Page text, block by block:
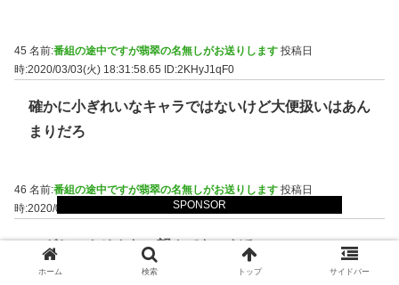
SPONSOR
45 名前:番組の途中ですが翡翠の名無しがお送りします 投稿日
時:2020/03/03(火) 18:31:58.65 ID:2KHyJ1qF0
確かに小ぎれいなキャラではないけど大便扱いはあん
まりだろ
46 名前:番組の途中ですが翡翠の名無しがお送りします 投稿日
時:2020/03/03(火) 18:34:10.23
ID:AQ4+yUWG0
エガちゃんそんなの望んでないだろ
ホーム 検索 トップ サイドバー